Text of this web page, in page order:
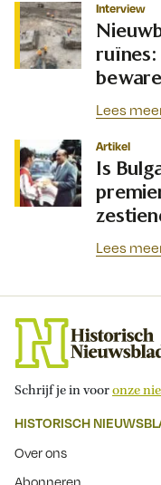
Interview
ruïnes:
Lees
Artikel
Is
Lees
Schrijf je in vooronze
HISTORISCH
Over ons
Abonneren